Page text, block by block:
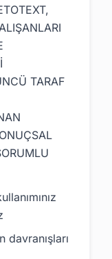
TARAF
davranışları